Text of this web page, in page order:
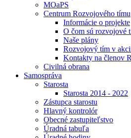
MOaPS
Centrum Rozvojového tímu
Informácie o projekte
O čom sú rozvojové
Naše plány
Rozvojový tím v
Kontakty na členov
Civilná obrana
Samospráva
Starosta
Starosta 2014 - 2022
Zástupca starostu
Hlavný kontrolór
Obecné zastupiteľstvo
Úradná tabuľa